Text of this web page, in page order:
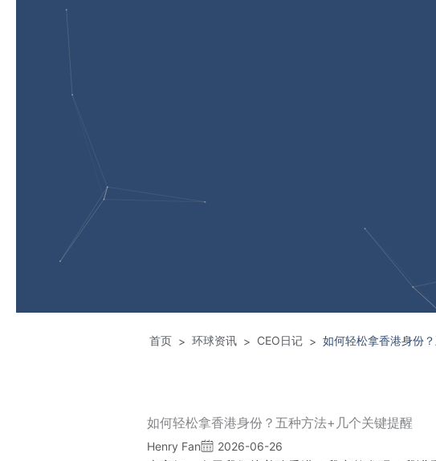
首页 > 环球资讯 > CEO日记 > 如何轻松拿香港身份
如何轻松拿香港身份？五种方法+几个关键提醒
Henry Fan 2026-06-26